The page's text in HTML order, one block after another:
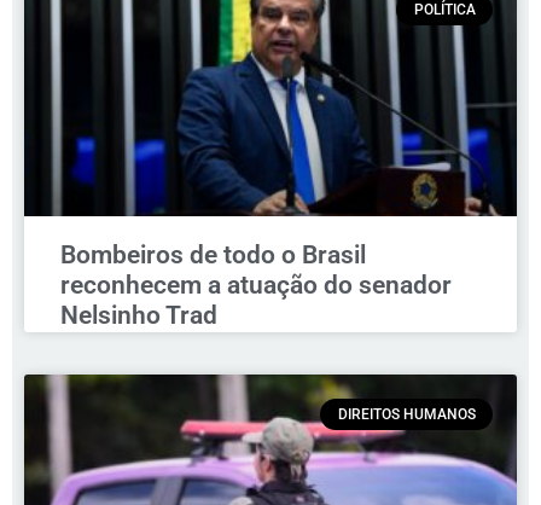
POLÍTICA
Bombeiros de todo o Brasil
reconhecem a atuação do senador
Nelsinho Trad
DIREITOS HUMANOS